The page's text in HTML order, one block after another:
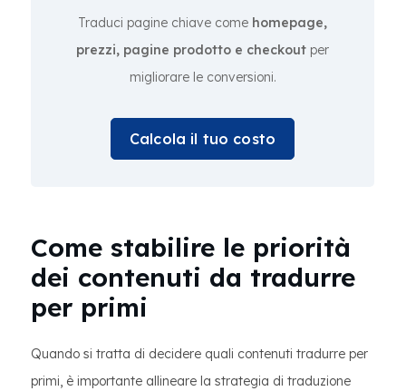
Traduci pagine chiave come homepage,
prezzi, pagine prodotto e checkout per
migliorare le conversioni.
Calcola il tuo costo
Come stabilire le priorità
dei contenuti da tradurre
per primi
Quando si tratta di decidere quali contenuti tradurre per
primi, è importante allineare la strategia di traduzione